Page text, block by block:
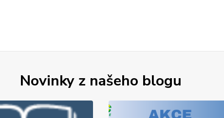
Novinky z našeho blogu